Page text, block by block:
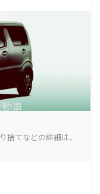
捨てなどの詳細は、